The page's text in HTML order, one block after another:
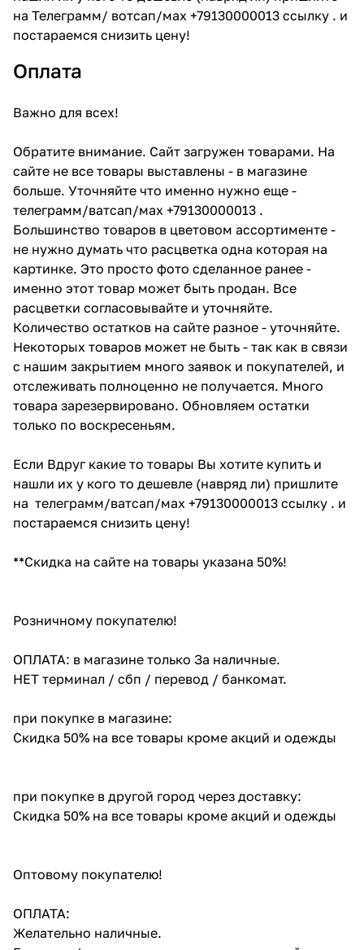
на Телеграмм/ вотсап/мах +79130000013 ссылку . и
постараемся снизить цену!
Оплата
Важно для всех!
Обратите внимание. Сайт загружен товарами. На
сайте не все товары выставлены - в магазине
больше. Уточняйте что именно нужно еще -
телеграмм/ватсап/мах +79130000013 .
Большинство товаров в цветовом ассортименте -
не нужно думать что расцветка одна которая на
картинке. Это просто фото сделанное ранее -
именно этот товар может быть продан. Все
расцветки согласовывайте и уточняйте.
Количество остатков на сайте разное - уточняйте.
Некоторых товаров может не быть - так как в связи
с нашим закрытием много заявок и покупателей, и
отслеживать полноценно не получается. Много
товара зарезервировано. Обновляем остатки
только по воскресеньям.
Если Вдруг какие то товары Вы хотите купить и
нашли их у кого то дешевле (навряд ли) пришлите
на телеграмм/ватсап/мах +79130000013 ссылку . и
постараемся снизить цену!
**Скидка на сайте на товары указана 50%!
Розничному покупателю!
ОПЛАТА: в магазине только За наличные.
НЕТ терминал / сбп / перевод / банкомат.
при покупке в магазине:
Скидка 50% на все товары кроме акций и одежды
при покупке в другой город через доставку:
Скидка 50% на все товары кроме акций и одежды
Оптовому покупателю!
ОПЛАТА:
Желательно наличные.